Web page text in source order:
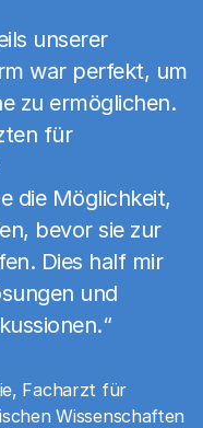
unserer
war perfekt, um
zu ermöglichen.
für
die Möglichkeit,
bevor sie zur
Dies half mir
und
Facharzt für
Wissenschaften